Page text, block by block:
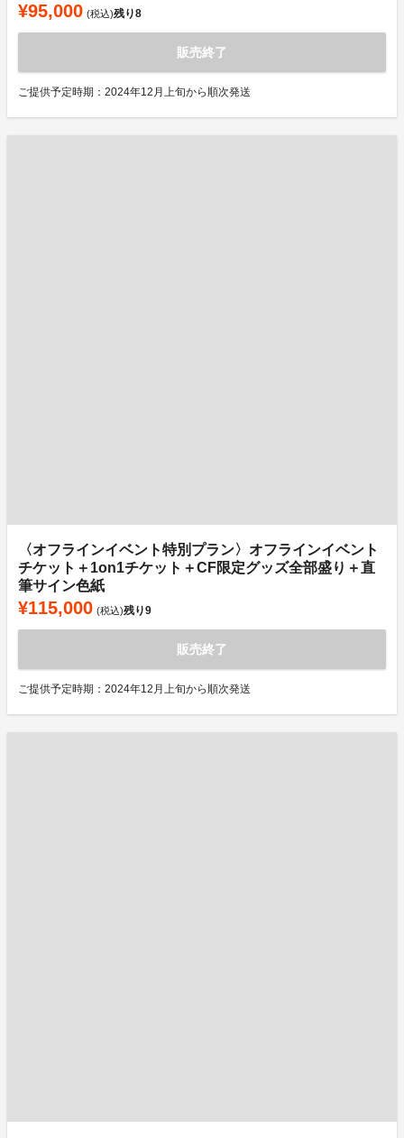
¥95,000 (税込)残り8
販売終了
ご提供予定時期：2024年12月上旬から順次発送
〈オフラインイベント特別プラン〉オフラインイベント
チケット＋1on1チケット＋CF限定グッズ全部盛り＋直
筆サイン色紙
¥115,000 (税込)残り9
販売終了
ご提供予定時期：2024年12月上旬から順次発送